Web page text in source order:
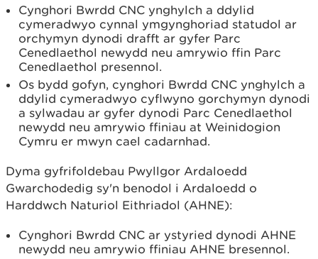
Cynghori Bwrdd CNC ynghylch a ddylid
cymeradwyo cynnal ymgynghoriad statudol ar
orchymyn dynodi drafft ar gyfer Parc
Cenedlaethol newydd neu amrywio ffin Parc
Cenedlaethol presennol.
Os bydd gofyn, cynghori Bwrdd CNC ynghylch a
ddylid cymeradwyo cyflwyno gorchymyn dynodi
a sylwadau ar gyfer dynodi Parc Cenedlaethol
newydd neu amrywio ffiniau at Weinidogion
Cymru er mwyn cael cadarnhad.
Dyma gyfrifoldebau Pwyllgor Ardaloedd
Gwarchodedig sy'n benodol i Ardaloedd o
Harddwch Naturiol Eithriadol (AHNE):
Cynghori Bwrdd CNC ar ystyried dynodi AHNE
newydd neu amrywio ffiniau AHNE bresennol.